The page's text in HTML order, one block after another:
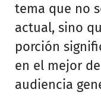
tema que no
actual, sino
porción
en el mejor
audiencia